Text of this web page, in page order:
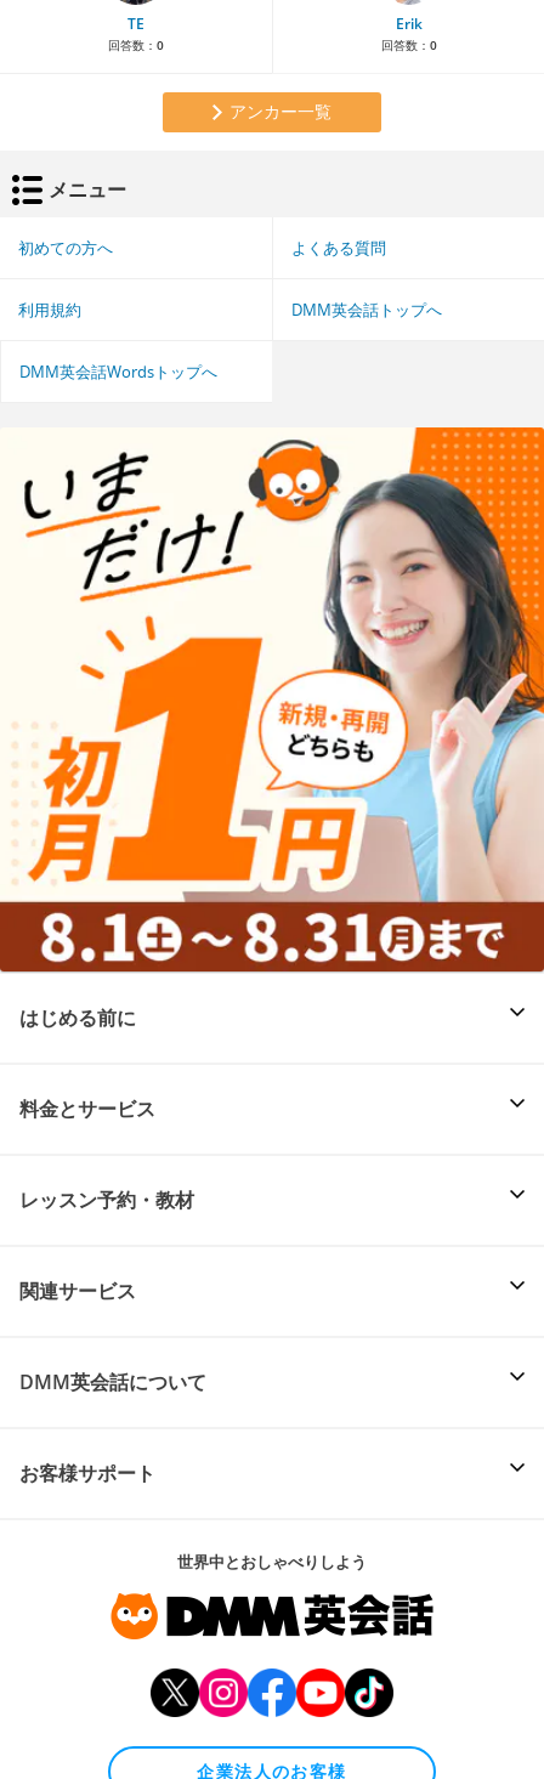
TE
回答数： 0
Erik
回答数： 0
アンカー一覧
メニュー
初めての方へ よくある質問
利用規約 DMM英会話トップへ
DMM英会話Wordsトップへ
はじめる前に
料金とサービス
レッスン予約・教材
関連サービス
DMM英会話について
お客様サポート
世界中とおしゃべりしよう
企業法人のお客様